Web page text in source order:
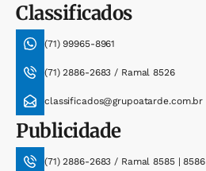
Classificados
(71) 99965-8961
(71) 2886-2683 / Ramal 8526
classificados@grupoatarde.com.br
Publicidade
(71) 2886-2683 / Ramal 8585 | 8586